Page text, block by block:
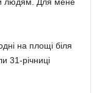
на площі біля
31-річниці